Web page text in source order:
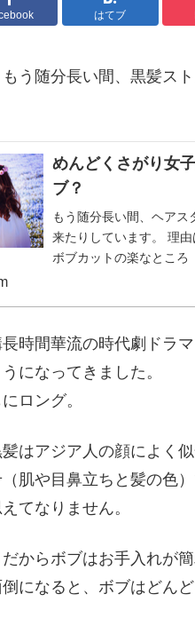
はてブ
う随分長い間、黒髪ス
めんどくさがり女
ブ？
もう随分長い間、ヘアス
来たりしています。 理
ボブカットの楽なところ
時間華流の時代劇ドラ
になってきました。
ロング。
はアジア人の顔によく似
肌や目鼻立ちと髪の色
てなりません。
からボブはお手入れが
になると、ボブはどん